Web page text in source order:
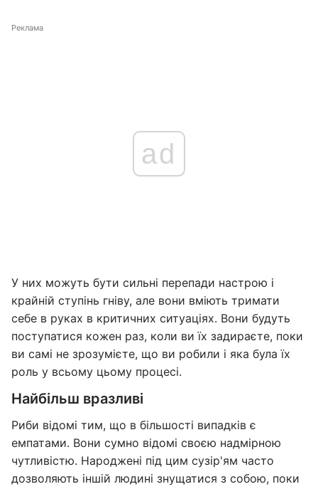
Реклама
ad
У них можуть бути сильні перепади настрою і
крайній ступінь гніву, але вони вміють тримати
себе в руках в критичних ситуаціях. Вони будуть
поступатися кожен раз, коли ви їх задираєте, поки
ви самі не зрозумієте, що ви робили і яка була їх
роль у всьому цьому процесі.
Найбільш вразливі
Риби відомі тим, що в більшості випадків є
емпатами. Вони сумно відомі своєю надмірною
чутливістю. Народжені під цим сузір'ям часто
дозволяють іншій людині знущатися з собою, поки